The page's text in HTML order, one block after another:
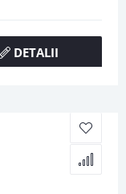
DETALII